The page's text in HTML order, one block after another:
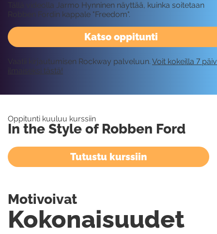
Katso oppitunti
Tällä videolla Jarmo Hynninen näyttää, kuinka soitetaan
Robben Fordin kappale "Freedom".
Vaatii kirjautumisen Rockway palveluun. Voit kokeilla 7
ilmaiseksi tästä!
Oppitunti kuuluu kurssiin
In the Style of Robben Ford
Tutustu kurssiin
Kokonaisuudet
Motivoivat